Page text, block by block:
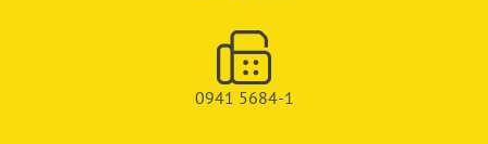
0941 5684-1